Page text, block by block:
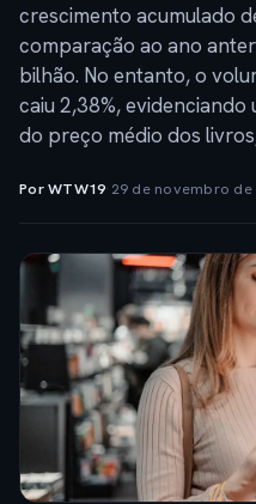
crescimento acumulado
comparação ao ano
bilhão. No entanto, o
caiu 2,38%,
do preço médio dos
Por WTW19· 29 de novembro de